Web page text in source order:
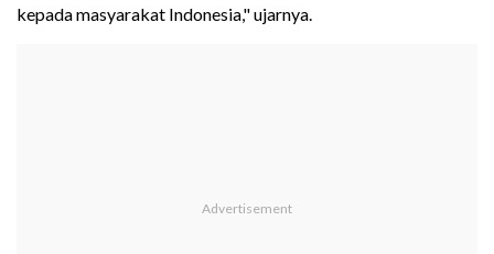
kepada masyarakat Indonesia," ujarnya.